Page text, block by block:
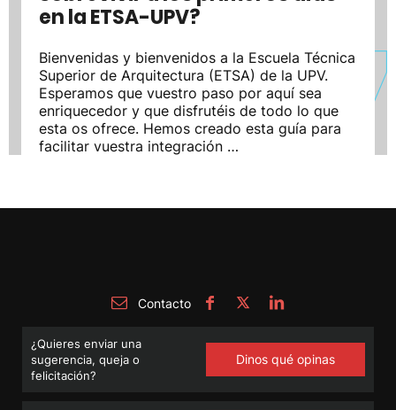
en la ETSA-UPV?
Bienvenidas y bienvenidos a la Escuela Técnica
Superior de Arquitectura (ETSA) de la UPV.
Esperamos que vuestro paso por aquí sea
enriquecedor y que disfrutéis de todo lo que
esta os ofrece. Hemos creado esta guía para
facilitar vuestra integración …
Contacto
¿Quieres enviar una
sugerencia, queja o
felicitación?
Dinos qué opinas